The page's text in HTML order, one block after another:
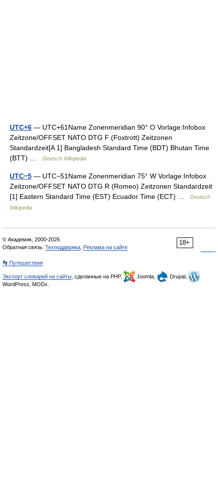
UTC+6 — UTC+61Name Zonenmeridian 90° O Vorlage:Infobox
Zeitzone/OFFSET NATO DTG F (Foxtrott) Zeitzonen
Standardzeit[A 1] Bangladesh Standard Time (BDT) Bhutan Time
(BTT) …
Deutsch Wikipedia
UTC−5 — UTC−51Name Zonenmeridian 75° W Vorlage:Infobox
Zeitzone/OFFSET NATO DTG R (Romeo) Zeitzonen Standardzeit
[1] Eastern Standard Time (EST) Ecuador Time (ECT) …
Deutsch
Wikipedia
18+
© Академик, 2000-2026
Обратная связь: Техподдержка Реклама на сайте
👣 Путешествия
Экспорт словарей на сайты , сделанные на PHP, Joomla,
Drupal,
WordPress, MODx.